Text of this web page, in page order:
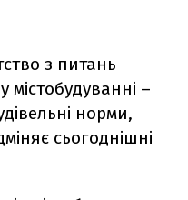
з питань
містобудуванні –
норми,
сьогоднішні